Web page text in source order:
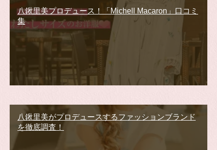
八鍬里美プロデュース！「Michell Macaron」口コミ
集
八鍬里美がプロデュースするファッションブランド
を徹底調査！